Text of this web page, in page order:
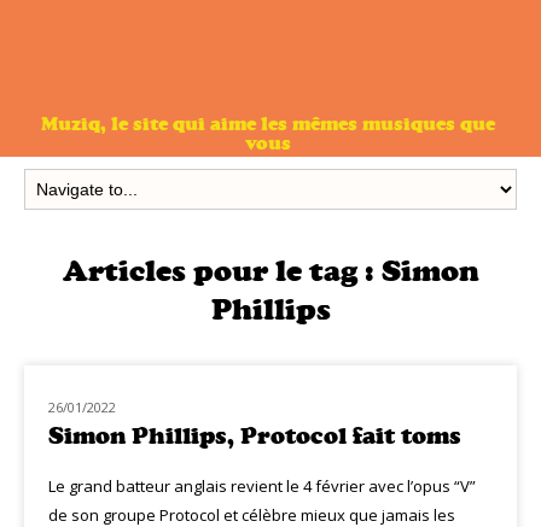
Muziq, le site qui aime les mêmes musiques que
vous
Articles pour le tag : Simon
Phillips
NOUVEAUTÉS
26/01/2022
Simon Phillips, Protocol fait toms
Le grand batteur anglais revient le 4 février avec l’opus “V”
de son groupe Protocol et célèbre mieux que jamais les